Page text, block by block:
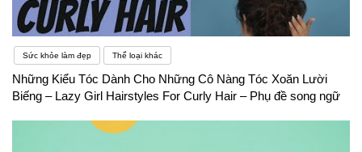
Sức khỏe làm đẹp Thể loại khác
Những Kiểu Tóc Dành Cho Những Cô Nàng Tóc Xoăn Lười
Biếng – Lazy Girl Hairstyles For Curly Hair – Phụ đề song ngữ